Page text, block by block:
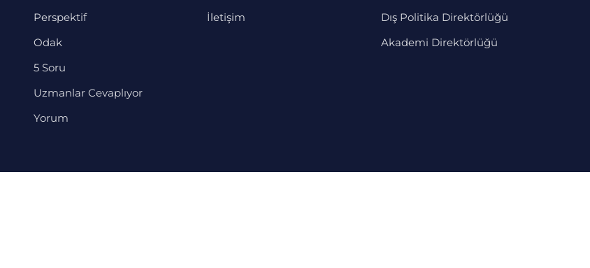
Perspektif
Odak
5 Soru
Uzmanlar Cevaplıyor
Yorum
İletişim
Dış Politika Direktörlüğü
Akademi Direktörlüğü